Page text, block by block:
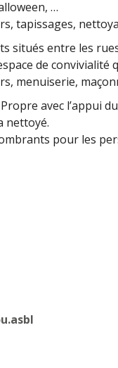
…
tapissages,
situés entre les
de
menuiserie,
avec l’appui
nettoyé.
pour les